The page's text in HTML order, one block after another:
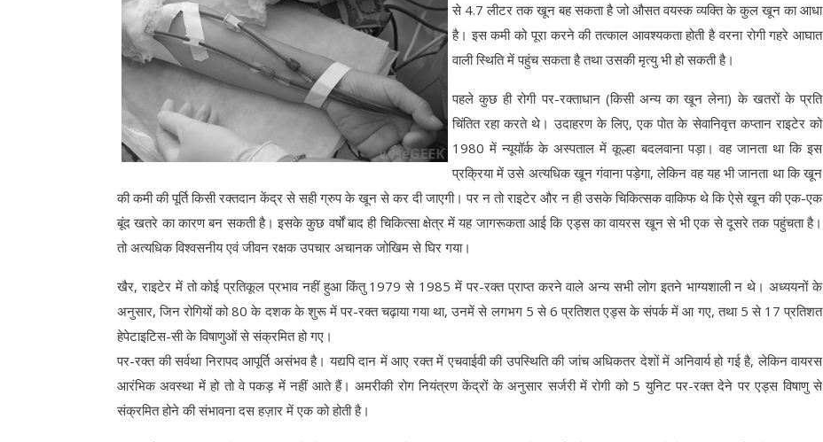
से 4.7 लीटर तक खून बह सकता है जो औसत वयस्क व्यक्ति के कुल खून का आधा
है। इस कमी को पूरा करने की तत्काल आवश्यकता होती है वरना रोगी गहरे आघात
वाली स्थिति में पहुंच सकता है तथा उसकी मृत्यु भी हो सकती है।
पहले कुछ ही रोगी पर-रक्ताधान (किसी अन्य का खून लेना) के खतरों के प्रति
चिंतित रहा करते थे। उदाहरण के लिए, एक पोत के सेवानिवृत्त कप्तान राइटेर को
1980 में न्यूयॉर्क के अस्पताल में कूल्हा बदलवाना पड़ा। वह जानता था कि इस
प्रक्रिया में उसे अत्यधिक खून गंवाना पड़ेगा, लेकिन वह यह भी जानता था कि खून
की कमी की पूर्ति किसी रक्तदान केंद्र से सही ग्रुप के खून से कर दी जाएगी। पर न तो राइटेर और न ही उसके चिकित्सक वाकिफ थे कि ऐसे खून की एक-एक
बूंद खतरे का कारण बन सकती है। इसके कुछ वर्षों बाद ही चिकित्सा क्षेत्र में यह जागरूकता आई कि एड्स का वायरस खून से भी एक से दूसरे तक पहुंचता है।
तो अत्यधिक विश्वसनीय एवं जीवन रक्षक उपचार अचानक जोखिम से घिर गया।
खैर, राइटेर में तो कोई प्रतिकूल प्रभाव नहीं हुआ किंतु 1979 से 1985 में पर-रक्त प्राप्त करने वाले अन्य सभी लोग इतने भाग्यशाली न थे। अध्ययनों के
अनुसार, जिन रोगियों को 80 के दशक के शुरू में पर-रक्त चढ़ाया गया था, उनमें से लगभग 5 से 6 प्रतिशत एड्स के संपर्क में आ गए, तथा 5 से 17 प्रतिशत
हेपेटाइटिस-सी के विषाणुओं से संक्रमित हो गए।
पर-रक्त की सर्वथा निरापद आपूर्ति असंभव है। यद्यपि दान में आए रक्त में एचवाईवी की उपस्थिति की जांच अधिकतर देशों में अनिवार्य हो गई है, लेकिन वायरस
आरंभिक अवस्था में हो तो वे पकड़ में नहीं आते हैं। अमरीकी रोग नियंत्रण केंद्रों के अनुसार सर्जरी में रोगी को 5 युनिट पर-रक्त देने पर एड्स विषाणु से
संक्रमित होने की संभावना दस हज़ार में एक को होती है।